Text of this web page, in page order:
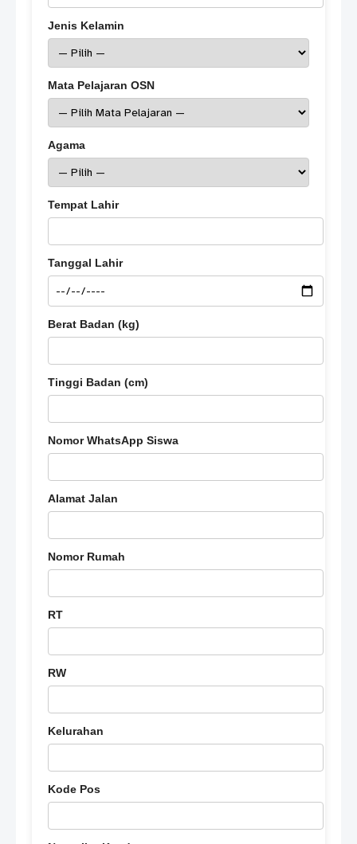
Jenis Kelamin
Mata Pelajaran OSN
Agama
Tempat Lahir
Tanggal Lahir
Berat Badan (kg)
Tinggi Badan (cm)
Nomor WhatsApp Siswa
Alamat Jalan
Nomor Rumah
RT
RW
Kelurahan
Kode Pos